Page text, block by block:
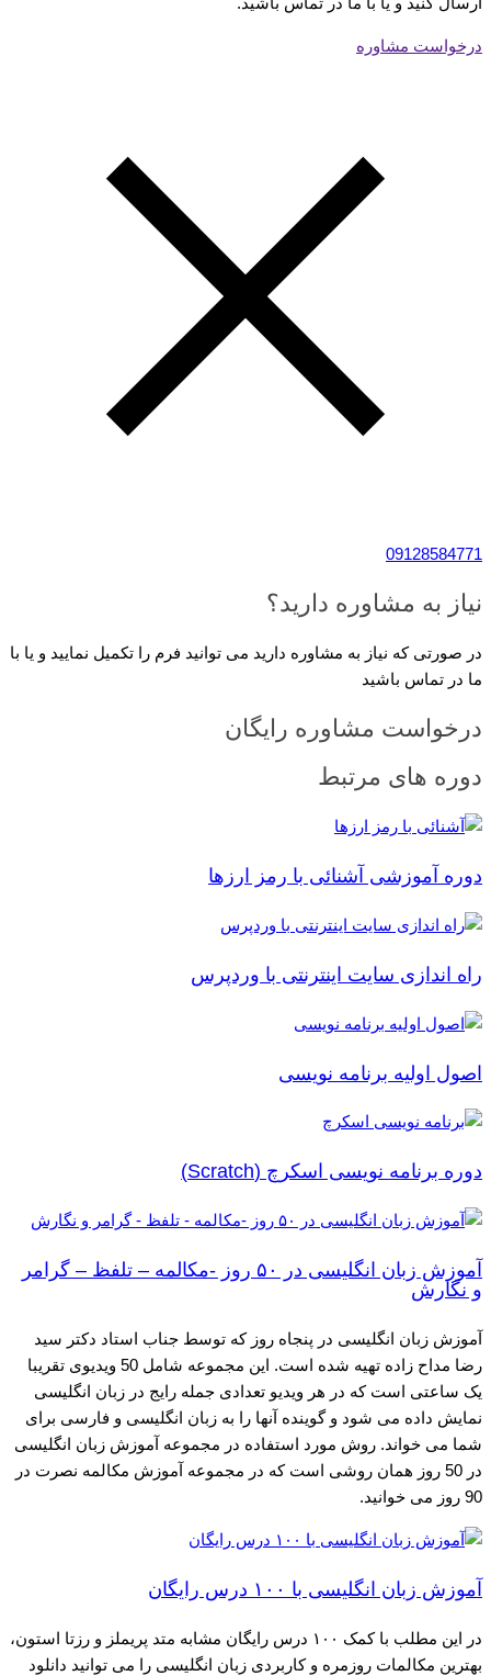
درخواست مشاوره
09128584771
نیاز به مشاوره دارید؟
در صورتی که نیاز به مشاوره دارید می توانید فرم را تکمیل نمایید و یا با
ما در تماس باشید
درخواست مشاوره رایگان
دوره های مرتبط
دوره آموزشی آشنائی با رمز ارزها
راه اندازی سایت اینترنتی با وردپرس
اصول اولیه برنامه نویسی
دوره برنامه نویسی اسکرچ (Scratch)
آموزش زبان انگلیسی در ۵۰ روز -مکالمه – تلفظ – گرامر
و نگارش
آموزش زبان انگلیسی در پنجاه روز که توسط جناب استاد دکتر سید
رضا مداح زاده تهیه شده است. این مجموعه شامل 50 ویدیوی تقریبا
یک ساعتی است که در هر ویدیو تعدادی جمله رایج در زبان انگلیسی
نمایش داده می شود و گوینده آنها را به زبان انگلیسی و فارسی برای
شما می خواند. روش مورد استفاده در مجموعه آموزش زبان انگلیسی
در 50 روز همان روشی است که در مجموعه آموزش مکالمه نصرت در
90 روز می خوانید.
آموزش زبان انگلیسی با ۱۰۰ درس رایگان
در این مطلب با کمک ۱۰۰ درس رایگان مشابه متد پریملز و رزتا استون،
بهترین مکالمات روزمره و کاربردی زبان انگلیسی را می توانید دانلود